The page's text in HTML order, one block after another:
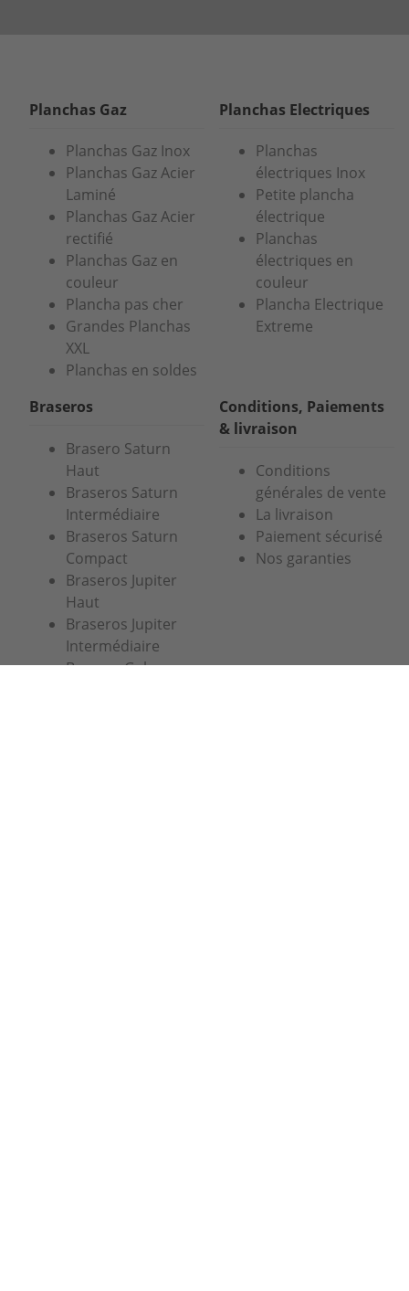
Planchas Gaz
Planchas Gaz Inox
Planchas Gaz Acier
Laminé
Planchas Gaz Acier
rectifié
Planchas Gaz en
couleur
Plancha pas cher
Grandes Planchas
XXL
Planchas en soldes
Planchas Electriques
Planchas
électriques Inox
Petite plancha
électrique
Planchas
électriques en
couleur
Plancha Electrique
Extreme
Braseros
Brasero Saturn
Haut
Braseros Saturn
Intermédiaire
Braseros Saturn
Compact
Braseros Jupiter
Haut
Braseros Jupiter
Intermédiaire
Brasero Galaxy
Conditions, Paiements
& livraison
Conditions
générales de vente
La livraison
Paiement sécurisé
Nos garanties